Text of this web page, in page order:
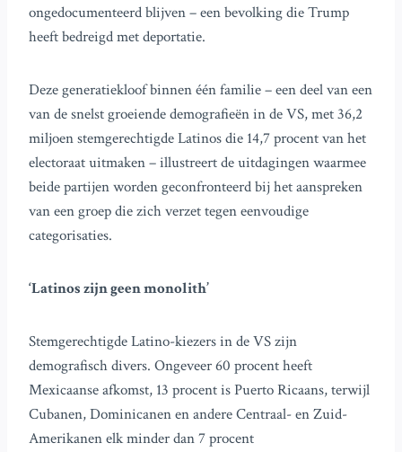
ongedocumenteerd blijven – een bevolking die Trump
heeft bedreigd met deportatie.
Deze generatiekloof binnen één familie – een deel van een
van de snelst groeiende demografieën in de VS, met 36,2
miljoen stemgerechtigde Latinos die 14,7 procent van het
electoraat uitmaken – illustreert de uitdagingen waarmee
beide partijen worden geconfronteerd bij het aanspreken
van een groep die zich verzet tegen eenvoudige
categorisaties.
‘Latinos zijn geen monolith’
Stemgerechtigde Latino-kiezers in de VS zijn
demografisch divers. Ongeveer 60 procent heeft
Mexicaanse afkomst, 13 procent is Puerto Ricaans, terwijl
Cubanen, Dominicanen en andere Centraal- en Zuid-
Amerikanen elk minder dan 7 procent